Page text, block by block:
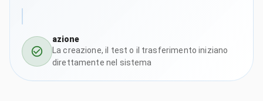
azione
La creazione, il test o il trasferimento iniziano
direttamente nel sistema